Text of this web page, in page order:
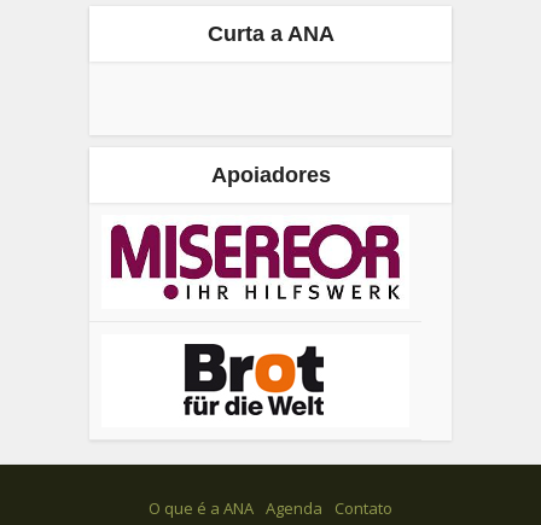
Curta a ANA
Apoiadores
O que é a ANA Agenda Contato